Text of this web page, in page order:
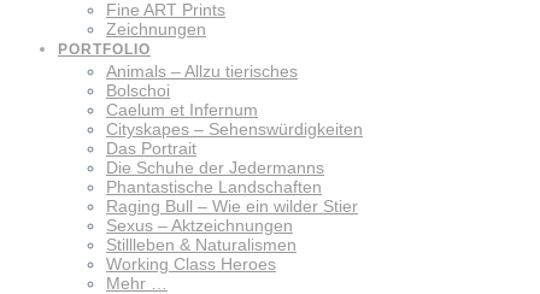
Fine ART Prints
Zeichnungen
PORTFOLIO
Animals – Allzu tierisches
Bolschoi
Caelum et Infernum
Cityskapes – Sehenswürdigkeiten
Das Portrait
Die Schuhe der Jedermanns
Phantastische Landschaften
Raging Bull – Wie ein wilder Stier
Sexus – Aktzeichnungen
Stillleben & Naturalismen
Working Class Heroes
Mehr …